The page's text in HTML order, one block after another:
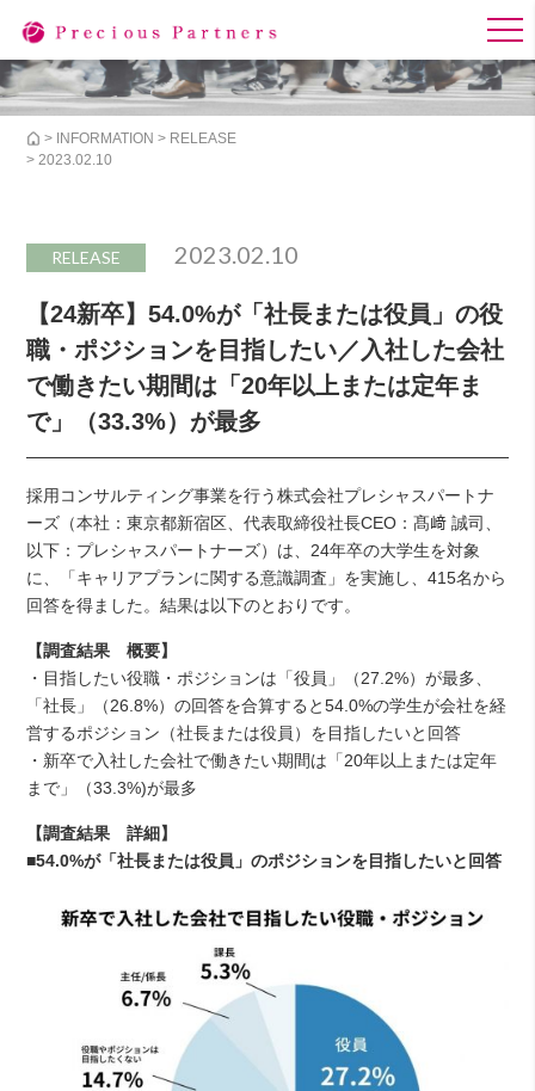
> INFORMATION > RELEASE
> 2023.02.10
RELEASE 2023.02.10
【24新卒】54.0%が「社長または役員」の役
職・ポジションを目指したい／入社した会社
で働きたい期間は「20年以上または定年ま
で」（33.3%）が最多
採用コンサルティング事業を行う株式会社プレシャスパートナ
ーズ（本社：東京都新宿区、代表取締役社長CEO：髙﨑 誠司、
以下：プレシャスパートナーズ）は、24年卒の大学生を対象
に、「キャリアプランに関する意識調査」を実施し、415名から
回答を得ました。結果は以下のとおりです。
【調査結果 概要】
・目指したい役職・ポジションは「役員」（27.2%）が最多、
「社長」（26.8%）の回答を合算すると54.0%の学生が会社を経
営するポジション（社長または役員）を目指したいと回答
・新卒で入社した会社で働きたい期間は「20年以上または定年
まで」（33.3%)が最多
【調査結果 詳細】
■54.0%が「社長または役員」のポジションを目指したいと回答